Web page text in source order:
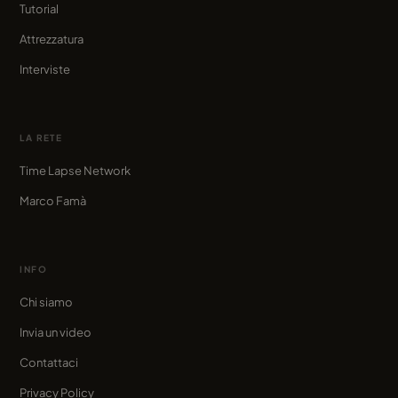
Tutorial
Attrezzatura
Interviste
LA RETE
Time Lapse Network
Marco Famà
INFO
Chi siamo
Invia un video
Contattaci
Privacy Policy